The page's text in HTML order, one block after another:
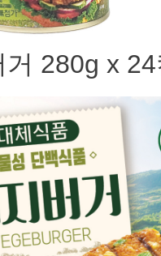
거 280g x